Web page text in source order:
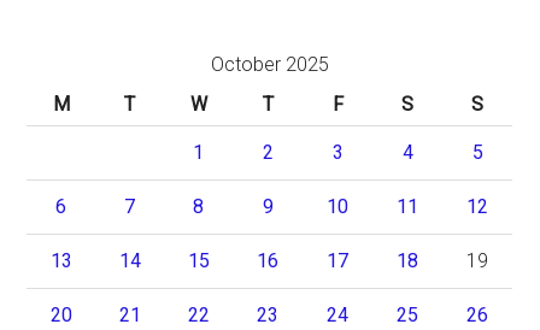
October 2025
M
T W T F S S
1 2 3 4 5
6 7 8 9 10 11 12
13 14 15 16 17 18 19
20 21 22 23 24 25 26